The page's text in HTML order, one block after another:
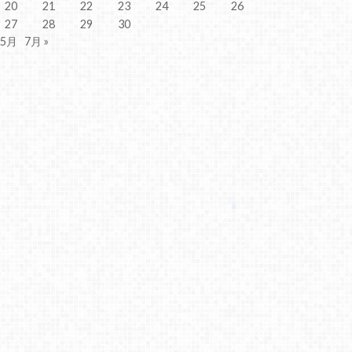
20 21 22 23 24 25
26
27
28 29
30
月
7月 »